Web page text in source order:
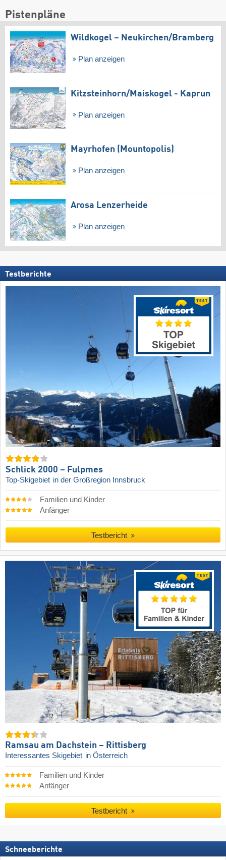
Pistenpläne
Wildkogel – Neukirchen/​Bramberg
Plan anzeigen
Kitzsteinhorn/​Maiskogel - Kaprun
Plan anzeigen
Mayrhofen (Mountopolis)
Plan anzeigen
Arosa Lenzerheide
Plan anzeigen
Testberichte
Schlick 2000 – Fulpmes
Top-Skigebiet in der Großregion Innsbruck
Familien und Kinder
Anfänger
Testbericht
Ramsau am Dachstein – Rittisberg
Interessantes Skigebiet in Österreich
Familien und Kinder
Anfänger
Testbericht
Schneeberichte